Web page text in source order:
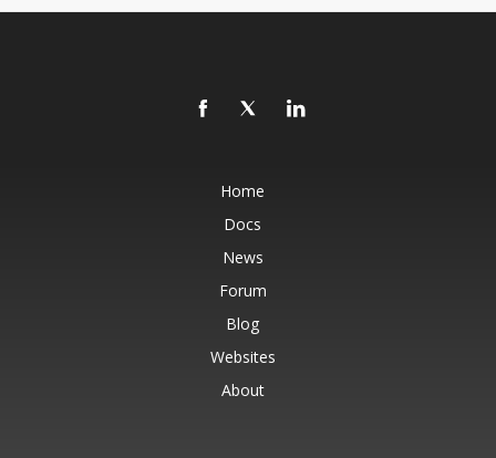
Home
Docs
News
Forum
Blog
Websites
About